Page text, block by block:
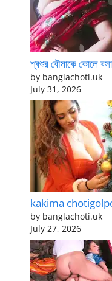
শ্বশুর বৌমাকে কোলে
by banglachoti.uk
July 31, 2026
kakima chotigolpo
by banglachoti.uk
July 27, 2026